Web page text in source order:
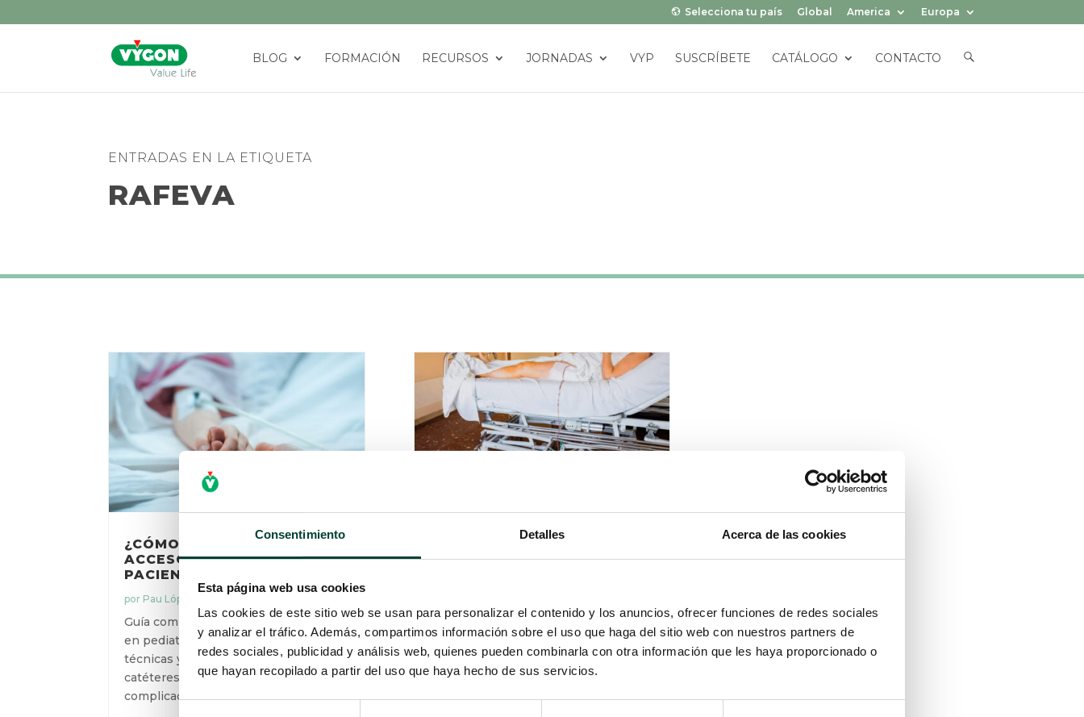
Consentimiento Detalles Acerca de las cookies
Esta página web usa cookies
Las cookies de este sitio web se usan para personalizar el contenido y los anuncios, ofrecer funciones de redes sociales
y analizar el tráfico. Además, compartimos información sobre el uso que haga del sitio web con nuestros partners de
redes sociales, publicidad y análisis web, quienes pueden combinarla con otra información que les haya proporcionado o
que hayan recopilado a partir del uso que haya hecho de sus servicios.
Selecciona tu país Global America Europa
BLOG FORMACIÓN RECURSOS JORNADAS VYP SUSCRÍBETE CATÁLOGO CONTACTO
M
ENTRADAS EN LA ETIQUETA
RAFEVA
¿CÓMO DOMINAR EL
ACCESO VASCULAR EN EL
PACIENTE PEDIÁTRICO?
por Pau López Guardiola|
Guía completa sobre acceso vascular
en pediatría: algoritmos, ecografía,
técnicas y mantenimiento de
catéteres para un manejo eficaz y sin
complicaciones.
¿QUÉ HACER CUANDO NO
SE PUEDE COLOCAR UN
por Neus Monmeneu Salavert|10 Oct 2023
En ocasiones los profesionales de
Equipo de Acceso Vascular se pueden
enfrentar a situaciones en las cuales